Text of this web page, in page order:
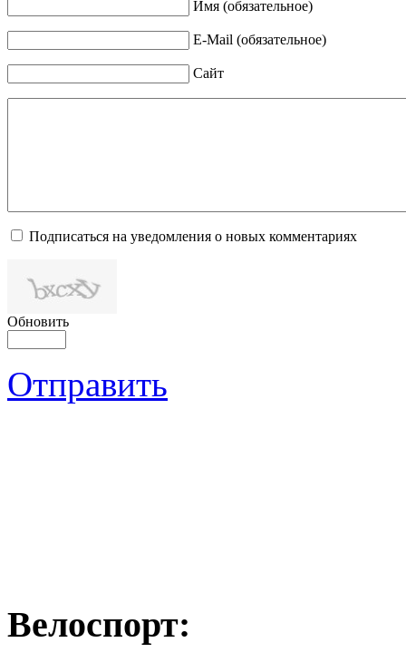
Имя (обязательное)
E-Mail (обязательное)
Сайт
Подписаться на уведомления о новых комментариях
Обновить
Отправить
Велоспорт: